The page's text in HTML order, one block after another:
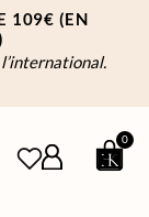
109€ (EN
0